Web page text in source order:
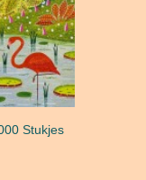
Stukjes